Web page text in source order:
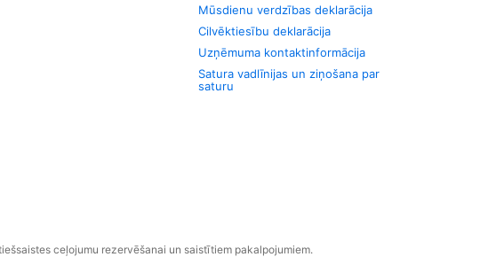
Mūsdienu verdzības deklarācija
Cilvēktiesību deklarācija
Uzņēmuma kontaktinformācija
Satura vadlīnijas un ziņošana par
saturu
ceļojumu rezervēšanai un saistītiem pakalpojumiem.